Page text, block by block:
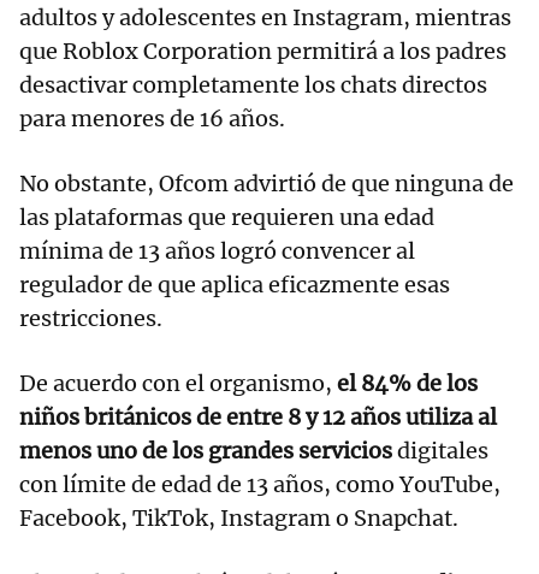
adultos y adolescentes en Instagram, mientras
que Roblox Corporation permitirá a los padres
desactivar completamente los chats directos
para menores de 16 años.
No obstante, Ofcom advirtió de que ninguna de
las plataformas que requieren una edad
mínima de 13 años logró convencer al
regulador de que aplica eficazmente esas
restricciones.
De acuerdo con el organismo, el 84% de los
niños británicos de entre 8 y 12 años utiliza al
menos uno de los grandes serviciosdigitales
con límite de edad de 13 años, como YouTube,
Facebook, TikTok, Instagram o Snapchat.